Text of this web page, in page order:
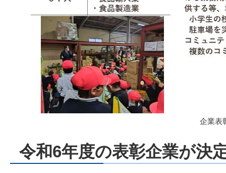
企業表
令和6年度の表彰企業が決